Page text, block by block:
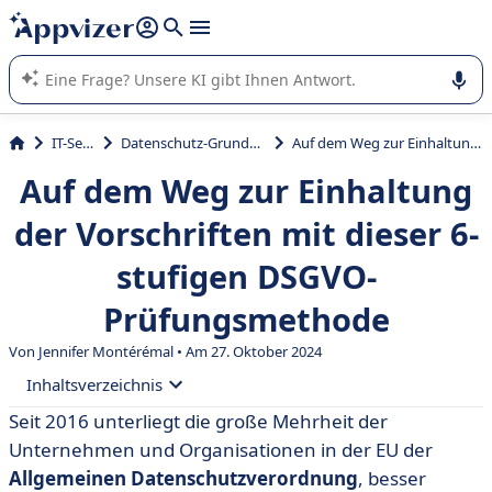
beantworten (mehrere Zeilen mit
Die KI von Appvizer führt Sie bei der Nutzung oder Auswahl
von SaaS-Software in Unternehmen.
IT-Service Datenschutz-Grundverordnung Auf dem Weg zur Einhaltung der Vorschriften mit dieser 6-stufigen DSGVO-Prüfungsmethode
Auf dem Weg zur Einhaltung
der Vorschriften mit dieser 6-
stufigen DSGVO-
Prüfungsmethode
Von Jennifer Montérémal • Am 27. Oktober 2024
Inhaltsverzeichnis
• Was ist ein RGPD-Audit?
• Warum sollte man ein DSGVO-Audit durchführen?
Seit 2016 unterliegt die große Mehrheit der
Unternehmen und Organisationen in der EU der
Allgemeinen Datenschutzverordnung, besser